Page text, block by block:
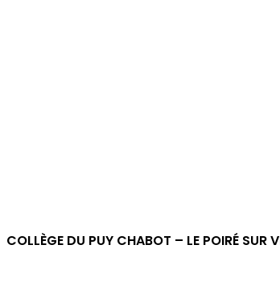
COLLÈGE DU PUY CHABOT – LE POIRÉ SUR